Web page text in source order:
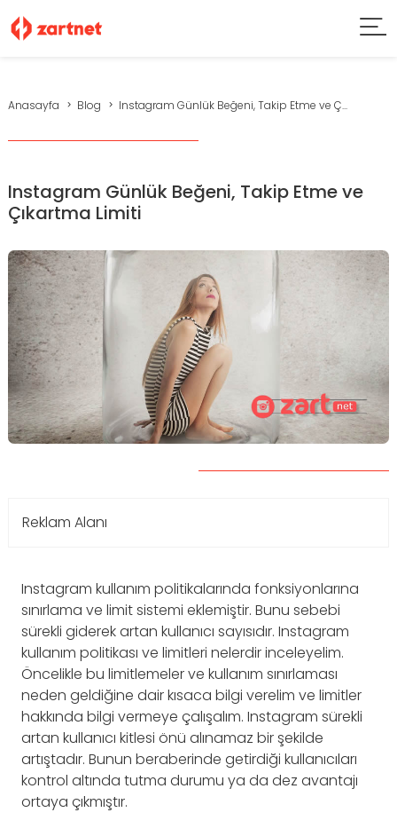
Anasayfa Blog Instagram Günlük Beğeni, Takip Etme ve Ç...
Instagram Günlük Beğeni, Takip Etme ve
Çıkartma Limiti
Reklam Alanı
Instagram kullanım politikalarında fonksiyonlarına
sınırlama ve limit sistemi eklemiştir. Bunu sebebi
sürekli giderek artan kullanıcı sayısıdır. Instagram
kullanım politikası ve limitleri nelerdir inceleyelim.
Öncelikle bu limitlemeler ve kullanım sınırlaması
neden geldiğine dair kısaca bilgi verelim ve limitler
hakkında bilgi vermeye çalışalım. Instagram sürekli
artan kullanıcı kitlesi önü alınamaz bir şekilde
artıştadır. Bunun beraberinde getirdiği kullanıcıları
kontrol altında tutma durumu ya da dez avantajı
ortaya çıkmıştır.